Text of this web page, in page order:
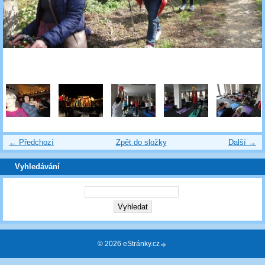
← Předchozí Další →
Zpět do složky
Vyhledávání
© 2026 eStránky.cz